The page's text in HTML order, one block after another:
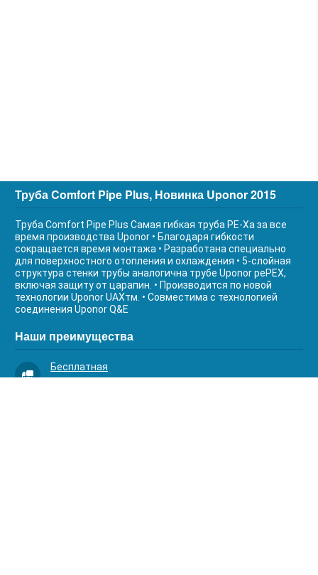
Труба Comfort Pipe Plus, Новинка Uponor 2015
Труба Comfort Pipe Plus Самая гибкая труба РЕ-Ха за все
время производства Uponor • Благодаря гибкости
сокращается время монтажа • Разработана специально
для поверхностного отопления и охлаждения • 5-слойная
структура стенки трубы аналогична трубе Uponor реPEX,
включая защиту от царапин. • Производится по новой
технологии Uponor UAXтм. • Совместима с технологией
соединения Uponor Q&E
Наши преимущества
Бесплатная
доставка